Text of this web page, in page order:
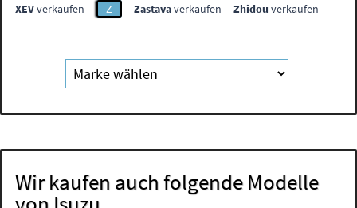
XEVverkaufen Z Zastavaverkaufen Zhidou verkaufen
Wir kaufen auch folgende Modelle